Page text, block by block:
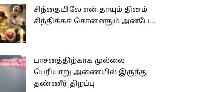
சிந்தையிலே என் தாயும் தினம்
சிந்திக்கச் சொன்னதும் அன்பே...
பாசனத்திற்காக முல்லை
பெரியாறு அணையில் இருந்து
தண்ணீர் திறப்பு